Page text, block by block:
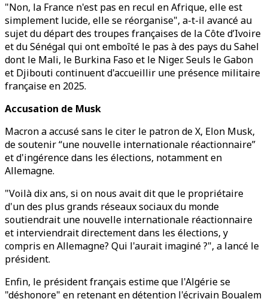
"Non, la France n'est pas en recul en Afrique, elle est
simplement lucide, elle se réorganise", a-t-il avancé au
sujet du départ des troupes françaises de la Côte d’Ivoire
et du Sénégal qui ont emboîté le pas à des pays du Sahel
dont le Mali, le Burkina Faso et le Niger. Seuls le Gabon
et Djibouti continuent d'accueillir une présence militaire
française en 2025.
Accusation de Musk
Macron a accusé sans le citer le patron de X, Elon Musk,
de soutenir “une nouvelle internationale réactionnaire”
et d'ingérence dans les élections, notamment en
Allemagne.
"Voilà dix ans, si on nous avait dit que le propriétaire
d'un des plus grands réseaux sociaux du monde
soutiendrait une nouvelle internationale réactionnaire
et interviendrait directement dans les élections, y
compris en Allemagne? Qui l'aurait imaginé ?", a lancé le
président.
Enfin, le président français estime que l'Algérie se
"déshonore" en retenant en détention l'écrivain Boualem